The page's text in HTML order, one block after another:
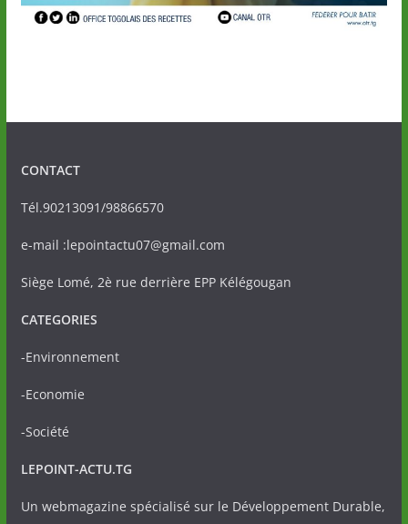
CONTACT
Tél.90213091/98866570
e-mail :lepointactu07@gmail.com
Siège Lomé, 2è rue derrière EPP Kélégougan
CATEGORIES
-Environnement
-Economie
-Société
LEPOINT-ACTU.TG
Un webmagazine spécialisé sur le Développement Durable,